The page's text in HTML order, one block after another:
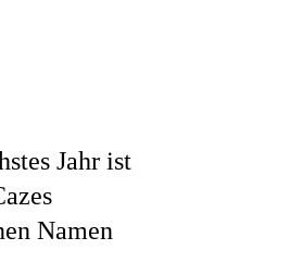
Jahr ist
Namen